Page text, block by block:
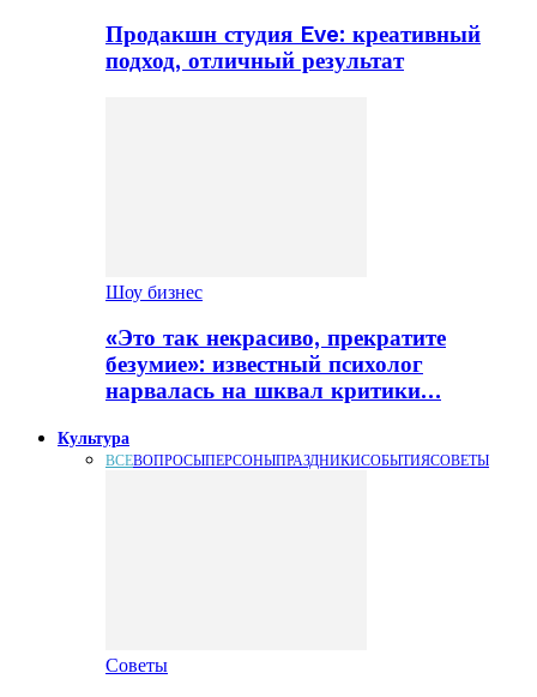
Продакшн студия Eve: креативный
подход, отличный результат
Шоу бизнес
«Это так некрасиво, прекратите
безумие»: известный психолог
нарвалась на шквал критики…
Культура
ВСЕВОПРОСЫПЕРСОНЫПРАЗДНИКИСОБЫТИЯСОВЕТЫ
Советы